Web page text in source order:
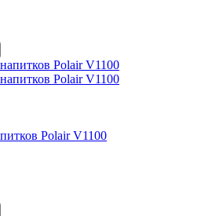
Polair V1100